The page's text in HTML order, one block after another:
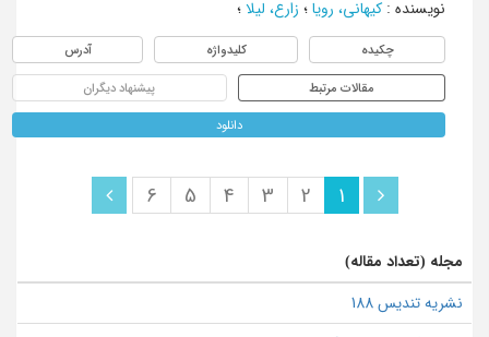
نویسنده: کیهانی، رویا؛ زارع، لیلا؛
چکیده کلیدواژه آدرس
مقالات مرتبط پیشنهاد دیگران
دانلود
1
2
3
4
5
6
مجله (تعداد مقاله)
نشریه تندیس 188